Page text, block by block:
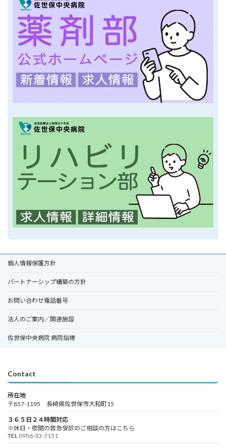
個人情報保護方針
パートナーシップ構築の方針
お問い合わせ電話番号
法人のご案内／関連施設
佐世保中央病院 病院指標
Contact
所在地
〒857-1195 長崎県佐世保市大和町15
３６５日２４時間対応
※休日・夜間の救急受診のご相談の方はこちら
TEL 0956-33-7151